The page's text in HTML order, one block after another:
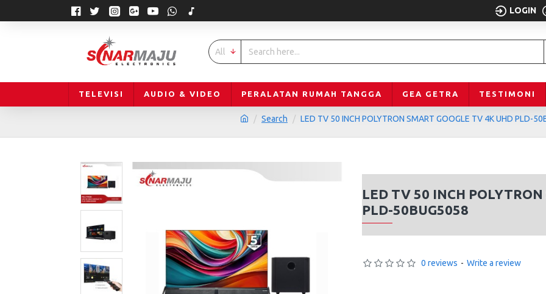
LOGIN
All
TELEVISI AUDIO & VIDEO PERALATAN RUMAH TANGGA GEA GETRA TESTIMONI
Search LED TV 50 INCH POLYTRON SMART GOOGLE TV 4K UHD PLD-
LED TV 50 INCH
PLD-50BUG5058
0 reviews - Write a review